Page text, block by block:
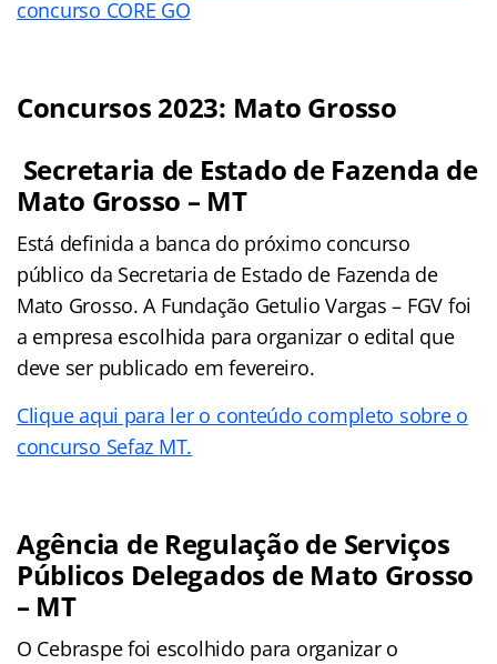
concurso CORE GO
Concursos 2023: Mato Grosso
Secretaria de Estado de Fazenda de
Mato Grosso – MT
Está definida a banca do próximo concurso
público da Secretaria de Estado de Fazenda de
Mato Grosso. A Fundação Getulio Vargas – FGV foi
a empresa escolhida para organizar o edital que
deve ser publicado em fevereiro.
Clique aqui para ler o conteúdo completo sobre o
concurso Sefaz MT.
Agência de Regulação de Serviços
Públicos Delegados de Mato Grosso
– MT
O Cebraspe foi escolhido para organizar o